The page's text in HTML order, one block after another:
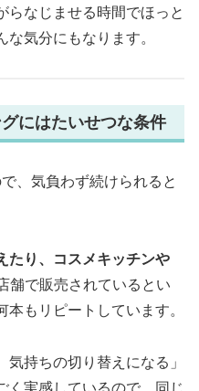
らなじませる時間でほっと
気分にもなります。
にはたいせつな条件
、気負わず続けられると
たり、コスメキッチンや
舗で販売されているとい
もリピートしています。
気持ちの切り替えになる」
く実感しているので、同じ